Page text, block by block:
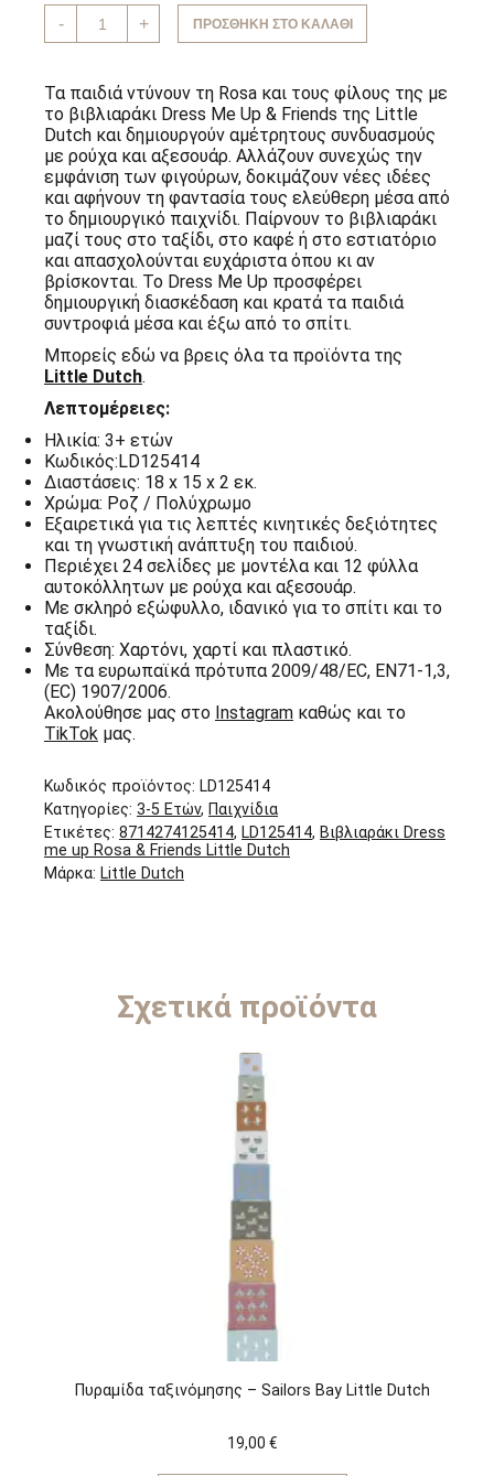
-
Βιβλιαράκι
Dress
me
Rosa
&
Friends
Little
Dutch
ποσότητα
+ ΠΡΟΣΘΉΚΗ ΣΤΟ ΚΑΛΆΘΙ
Τα παιδιά ντύνουν τη Rosa και τους φίλους της με
το βιβλιαράκι Dress Me Up & Friends της Little
Dutch και δημιουργούν αμέτρητους συνδυασμούς
με ρούχα και αξεσουάρ. Αλλάζουν συνεχώς την
εμφάνιση των φιγούρων, δοκιμάζουν νέες ιδέες
και αφήνουν τη φαντασία τους ελεύθερη μέσα από
το δημιουργικό παιχνίδι. Παίρνουν το βιβλιαράκι
μαζί τους στο ταξίδι, στο καφέ ή στο εστιατόριο
και απασχολούνται ευχάριστα όπου κι αν
βρίσκονται. Το Dress Me Up προσφέρει
δημιουργική διασκέδαση και κρατά τα παιδιά
συντροφιά μέσα και έξω από το σπίτι.
Μπορείς εδώ να βρεις όλα τα προϊόντα της
Little Dutch.
Λεπτομέρειες:
Ηλικία: 3+ ετών
Κωδικός:LD125414
Διαστάσεις: 18 x 15 x 2 εκ.
Χρώμα: Ροζ / Πολύχρωμo
Εξαιρετικά για τις λεπτές κινητικές δεξιότητες
και τη γνωστική ανάπτυξη του παιδιού.
Περιέχει 24 σελίδες με μοντέλα και 12 φύλλα
αυτοκόλλητων με ρούχα και αξεσουάρ.
Με σκληρό εξώφυλλο, ιδανικό για το σπίτι και το
ταξίδι.
Σύνθεση: Χαρτόνι, χαρτί και πλαστικό.
Με τα ευρωπαϊκά πρότυπα 2009/48/EC, EN71-1,3,
(EC) 1907/2006.
Ακολούθησε μας στο Instagram καθώς και το
TikTok μας.
Κωδικός προϊόντος: LD125414
Κατηγορίες: 3-5 Ετών, Παιχνίδια
Ετικέτες: 8714274125414, LD125414, Βιβλιαράκι Dress
me up Rosa & Friends Little Dutch
Μάρκα: Little Dutch
Σχετικά προϊόντα
Πυραμίδα ταξινόμησης – Sailors Bay Little Dutch
19,00 €